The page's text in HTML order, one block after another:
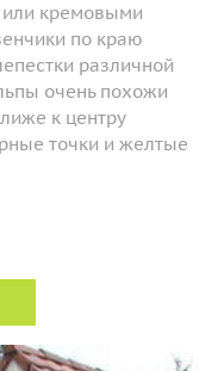
кремовыми
по краю
различной
очень похожи
к центру
точки и желтые